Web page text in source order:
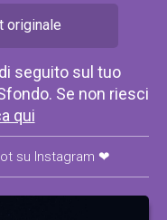
originale
seguito sul tuo
Se non riesci
qui
su Instagram ❤